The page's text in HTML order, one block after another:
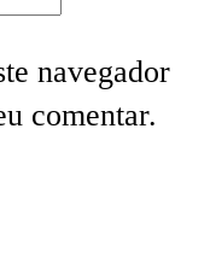
navegador
comentar.